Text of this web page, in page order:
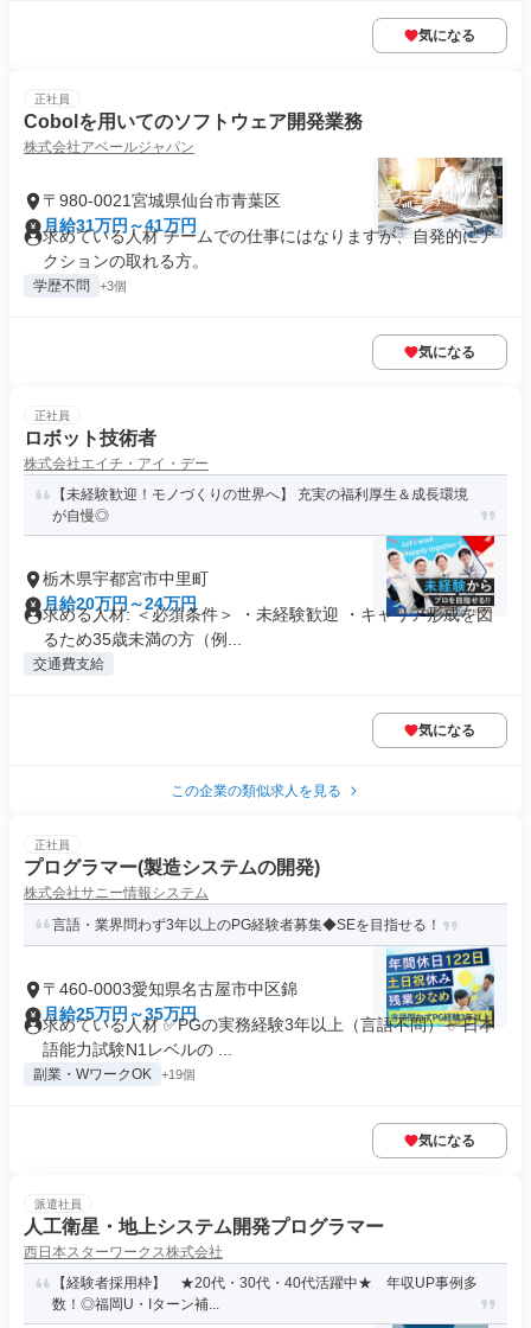
気になる
正社員
Cobolを用いてのソフトウェア開発業務
株式会社アベールジャパン
〒980-0021宮城県仙台市青葉区
月給31万円～41万円
求めている人材 チームでの仕事にはなりますが、自発的にア
クションの取れる方。
学歴不問 +3個
気になる
正社員
ロボット技術者
株式会社エイチ・アイ・デー
【未経験歓迎！モノづくりの世界へ】 充実の福利厚生＆成長環境
が自慢◎
栃木県宇都宮市中里町
月給20万円～24万円
求める人材: ＜必須条件＞ ・未経験歓迎 ・キャリア形成を図
るため35歳未満の方（例...
交通費支給
気になる
この企業の類似求人を見る
正社員
プログラマー(製造システムの開発)
株式会社サニー情報システム
言語・業界問わず3年以上のPG経験者募集◆SEを目指せる！
〒460-0003愛知県名古屋市中区錦
月給25万円～35万円
求めている人材 ✅PGの実務経験3年以上（言語不問） ✅日本
語能力試験N1レベルの ...
副業・WワークOK +19個
気になる
派遣社員
人工衛星・地上システム開発プログラマー
西日本スターワークス株式会社
【経験者採用枠】 ★20代・30代・40代活躍中★ 年収UP事例多
数！◎福岡U・Iターン補...